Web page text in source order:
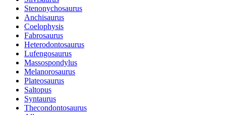
Stenonychosaurus
Anchisaurus
Coelophysis
Fabrosaurus
Heterodontosaurus
Lufengosaurus
Massospondylus
Melanorosaurus
Plateosaurus
Saltopus
Syntaurus
Thecondontosaurus